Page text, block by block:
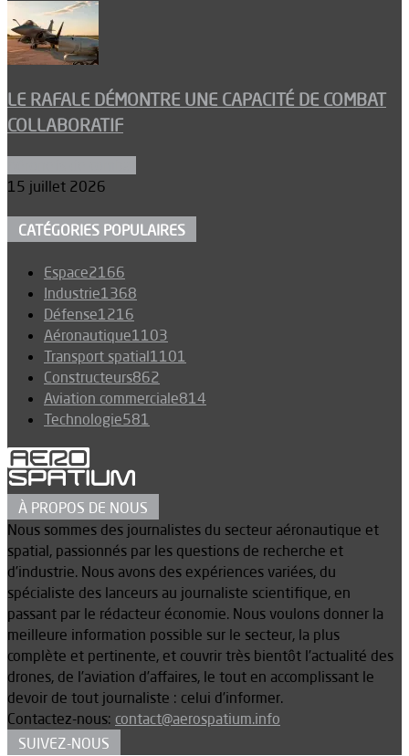
LE RAFALE DÉMONTRE UNE CAPACITÉ DE COMBAT
COLLABORATIF
15 juillet 2026
CATÉGORIES POPULAIRES
Espace2166
Industrie1368
Défense1216
Aéronautique1103
Transport spatial1101
Constructeurs862
Aviation commerciale814
Technologie581
À PROPOS DE NOUS
Nous sommes des journalistes du secteur aéronautique et
spatial, passionnés par les questions de recherche et
d’industrie. Nous avons des expériences variées, du
spécialiste des lanceurs au journaliste scientifique, en
passant par le rédacteur économie. Nous voulons donner la
meilleure information possible sur le secteur, la plus
complète et pertinente, et couvrir très bientôt l’actualité des
drones, de l’aviation d’affaires, le tout en accomplissant le
devoir de tout journaliste : celui d’informer.
Contactez-nous: contact@aerospatium.info
SUIVEZ-NOUS